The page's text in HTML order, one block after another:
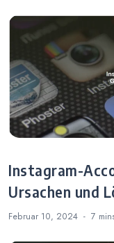
Instagram-
Ursachen und
Februar 10, 2024 7